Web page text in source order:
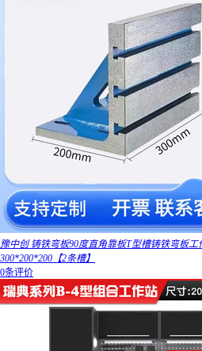
豫中创 铸铁弯板90度直角靠板T型槽铸铁弯板
300*200*200【2条槽】
0条评价